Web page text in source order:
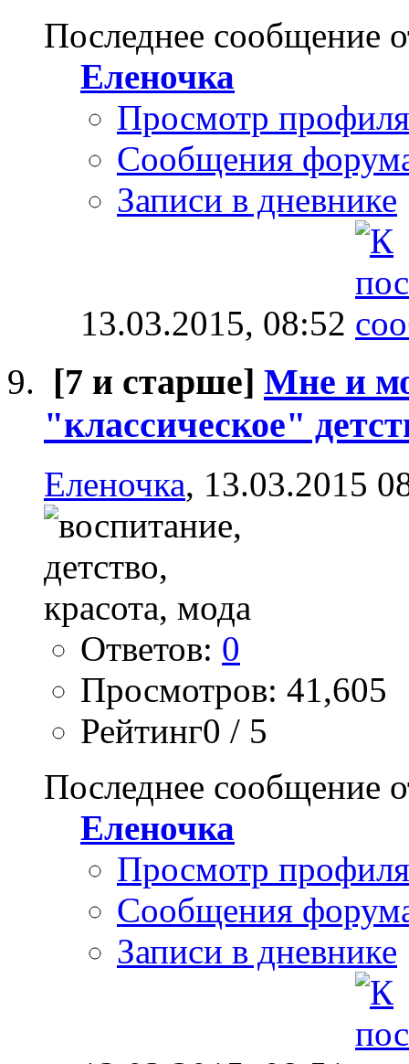
Последнее сообщение
Еленочка
Просмотр профиля
Сообщения
Записи в дневнике
13.03.2015, 08:52
[7 и старше] Мне и
"классическое"
Еленочка, 13.03.2015
Ответов: 0
Просмотров: 41,605
Рейтинг0 / 5
Последнее сообщение
Еленочка
Просмотр профиля
Сообщения
Записи в дневнике